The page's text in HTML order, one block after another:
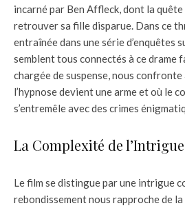
incarné par Ben Affleck, dont la
retrouver sa fille disparue. Dans ce
entraînée dans une série d’enquêtes
semblent tous connectés à ce drame
chargée de suspense, nous
l’hypnose devient une arme et où le
s’entremêle avec des crimes
La Complexité de l’Intrigue
Le film se distingue par une intrigue
rebondissement nous rapproche de